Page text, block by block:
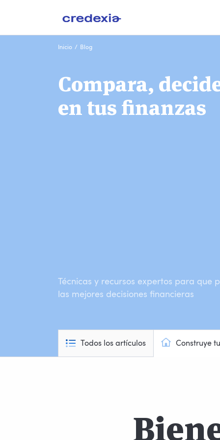
Inicio / Blog
Compara,
en tus finanzas
Técnicas y recursos expertos para que
las mejores decisiones financieras
Todos los artículos Construye